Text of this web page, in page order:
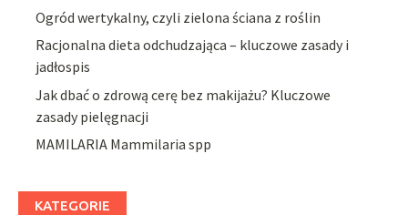
Ogród wertykalny, czyli zielona ściana z roślin
Racjonalna dieta odchudzająca – kluczowe zasady i
jadłospis
Jak dbać o zdrową cerę bez makijażu? Kluczowe
zasady pielęgnacji
MAMILARIA Mammilaria spp
KATEGORIE